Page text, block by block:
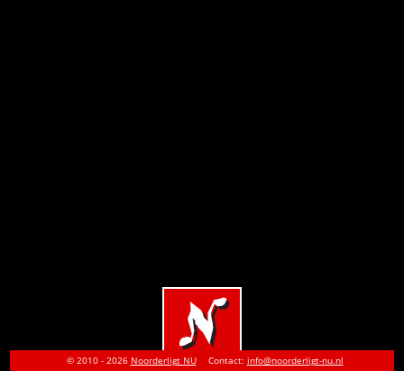
© 2010 - 2026 Noorderligt NU Contact: info@noorderligt-nu.nl